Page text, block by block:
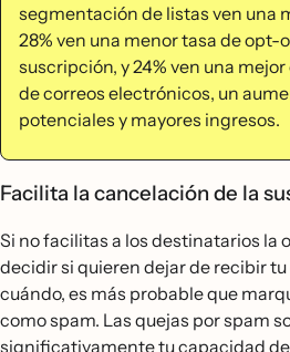
segmentación de listas ven una
28% ven una menor tasa de opt-
suscripción, y 24% ven una
de correos electrónicos, un
potenciales y mayores ingresos.
Facilita la cancelación de la
Si no facilitas a los destinatarios la
decidir si quieren dejar de recibir
cuándo, es más probable que
como spam. Las quejas por spam
significativamente tu capacidad